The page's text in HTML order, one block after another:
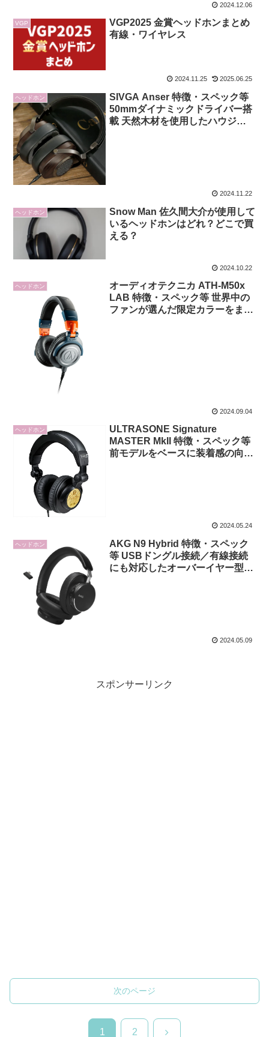
2024.12.06
VGP
VGP2025 金賞ヘッドホンまとめ
有線・ワイヤレス
2024.11.25 2025.06.25
ヘッドホン
SIVGA Anser 特徴・スペック等
50mmダイナミックドライバー搭
載 天然木材を使用したハウジン
2024.11.22
ヘッドホン
Snow Man 佐久間大介が使用して
いるヘッドホンはどれ？どこで買
える？
2024.10.22
ヘッドホン
オーディオテクニカ ATH-M50x
LAB 特徴・スペック等 世界中の
ファンが選んだ限定カラーをまと
2024.09.04
ヘッドホン
ULTRASONE Signature
MASTER MkII 特徴・スペック等
前モデルをベースに装着感の向上
2024.05.24
ヘッドホン
AKG N9 Hybrid 特徴・スペック
等 USBドングル接続／有線接続
にも対応したオーバーイヤー型ワ
2024.05.09
スポンサーリンク
次のページ
1 2 次